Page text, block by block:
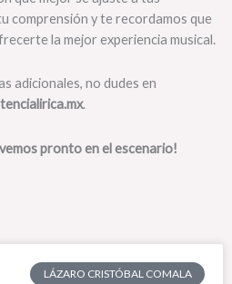
comprensión y te recordamos que
la mejor experiencia musical.
adicionales, no dudes en
.
pronto en el escenario!
LÁZARO CRISTÓBAL COMALA